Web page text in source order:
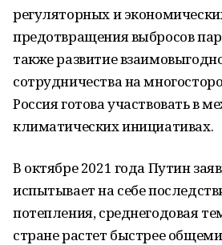
регуляторных и
предотвращения выбросов
также развитие
сотрудничества на
Россия готова участвовать в
климатических инициативах.
В октябре 2021 года Путин
испытывает на себе
потепления, среднегодовая
стране растет быстрее